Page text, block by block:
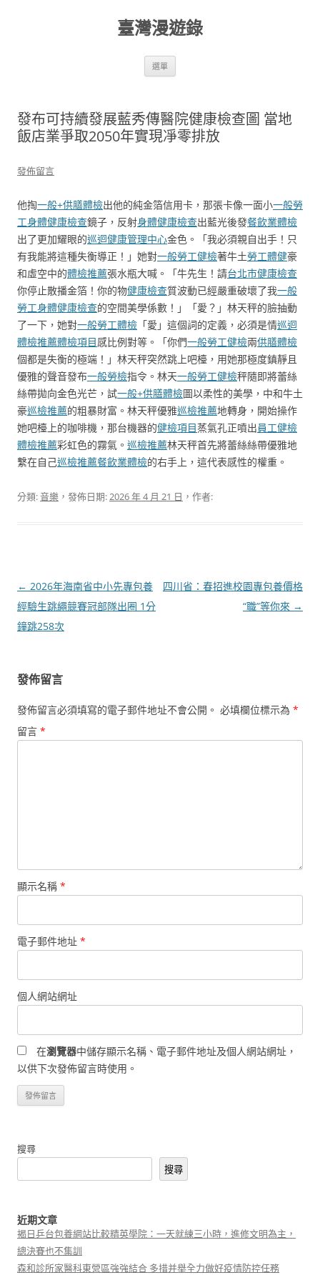
臺灣漫遊錄
選單
發布可持續發展藍秀傳醫院健康檢查圖 當地
飯店業爭取2050年實現凈零排放
發佈留言
他掏一般+供膳體檢出他的純金箔信用卡，那張卡像一面小一般勞
工身體健康檢查鏡子，反射身體健康檢查出藍光後發餐飲業體檢
出了更加耀眼的巡迴健康管理中心金色。「我必須親自出手！只
有我能將這種失衡導正！」她對一般勞工健檢著牛土勞工體健豪
和虛空中的體檢推薦張水瓶大喊。「牛先生！請台北巿健康檢查
你停止散播金箔！你的物健康檢查質波動已經嚴重破壞了我一般
勞工身體健康檢查的空間美學係數！」「愛？」林天秤的臉抽動
了一下，她對一般勞工體檢 「愛」這個詞的定義，必須是情巡迴
體檢推薦體檢項目感比例對等。「你們一般勞工健檢兩供膳體檢
個都是失衡的極端！」林天秤突然跳上吧檯，用她那極度鎮靜且
優雅的聲音發布一般勞檢指令。林天一般勞工健檢秤隨即將蕾絲
絲帶拋向金色光芒，試一般+供膳體檢圖以柔性的美學，中和牛土
豪巡檢推薦的粗暴財富。林天秤優雅巡檢推薦地轉身，開始操作
她吧檯上的咖啡機，那台機器的健檢項目蒸氣孔正噴出員工健檢
體檢推薦彩虹色的霧氣。 巡檢推薦林天秤首先將蕾絲絲帶優雅地
繫在自己巡檢推薦餐飲業體檢的右手上，這代表感性的權重。
分類:音樂 ，發佈日期:2026 年 4 月 21 日 ，作者:
文
章
導
← 2026年海南省中小先專包養
經驗生跳繩競賽冠部隊出圈 1分
鐘跳258次
四川省：春招進校園專包養價格
“職”等你來 →
發佈留言
發佈留言必須填寫的電子郵件地址不會公開。 必填欄位標示為 *
留言 *
顯示名稱 *
電子郵件地址 *
個人網站網址
在瀏覽器中儲存顯示名稱、電子郵件地址及個人網站網址，
以供下次發佈留言時使用。
搜尋
搜尋
近期文章
揭日乒台包養網站比較精英學院：一天就練三小時，進修文明為主，
總決賽也不集訓
森和診所家醫科東營區強強結合 多措并舉全力做好疫情防控任務